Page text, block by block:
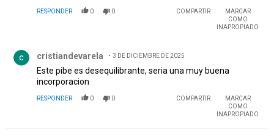
RESPONDER 0 0 COMPARTIR
MARCAR
COMO
INAPROPIADO
cristiandevarela 3 DE DICIEMBRE DE 2025
Este pibe es desequilibrante, seria una muy buena
incorporacion
RESPONDER 0 0 COMPARTIR
MARCAR
COMO
INAPROPIADO